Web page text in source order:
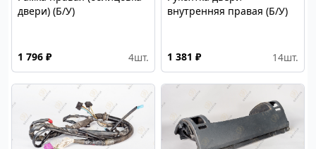
двери) (Б/У)
1 796 ₽ 4шт.
внутренняя правая (Б/У)
1 381 ₽ 14шт.